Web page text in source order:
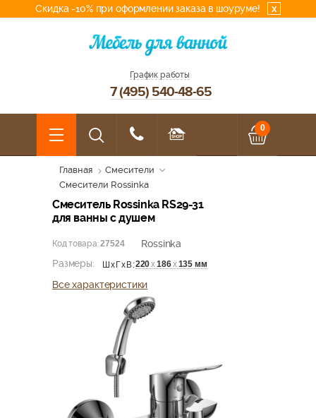
Скидка -10% при оформлении заказа в шоуруме! x
График работы
7 (495) 540-48-65
0
Главная
Смесители
Смесители Rossinka
Смеситель Rossinka RS29-31
для ванны с душем
Код товара: 27524
Rossinka
Размеры:
ШхГхВ:220х186х135 мм
Все характеристики